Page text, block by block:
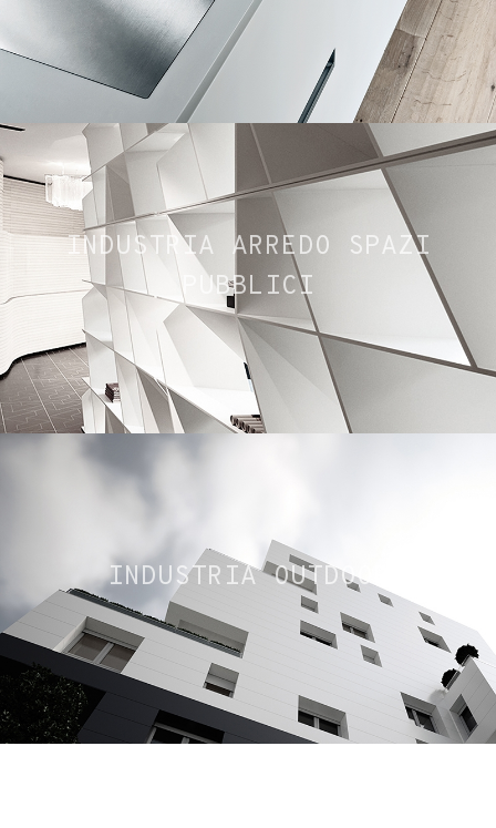
INDUSTRIA ARREDO SPAZI
PUBBLICI
INDUSTRIA OUTDOOR